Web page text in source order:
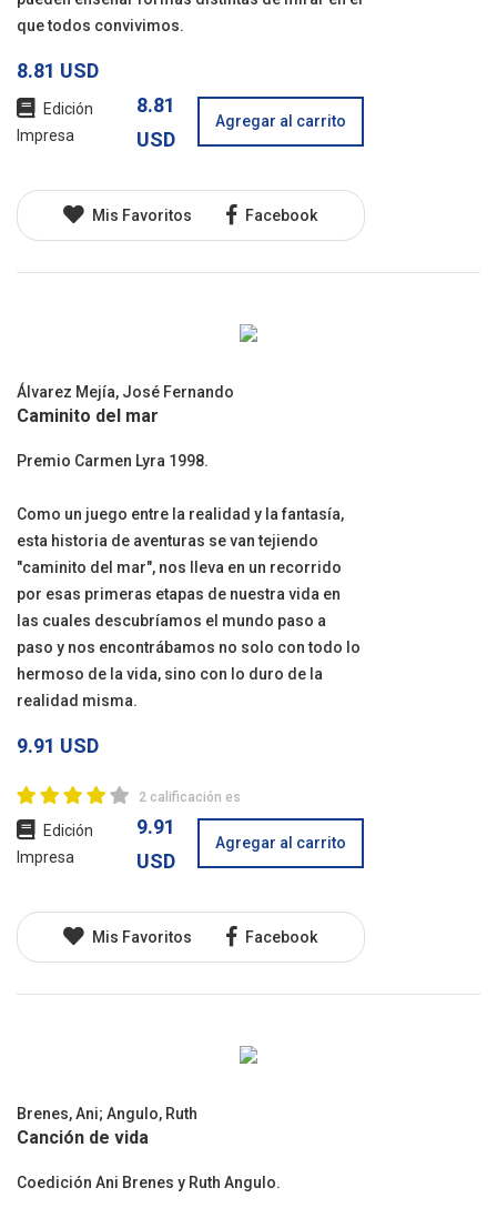
que todos convivimos.
8.81 USD
Edición
Impresa
8.81
USD
Agregar al carrito
Mis Favoritos Facebook
Álvarez Mejía, José Fernando
Caminito del mar
Premio Carmen Lyra 1998.
Como un juego entre la realidad y la fantasía,
esta historia de aventuras se van tejiendo
"caminito del mar", nos lleva en un recorrido
por esas primeras etapas de nuestra vida en
las cuales descubríamos el mundo paso a
paso y nos encontrábamos no solo con todo lo
hermoso de la vida, sino con lo duro de la
realidad misma.
9.91 USD
2 calificación es
Edición
Impresa
9.91
USD
Agregar al carrito
Mis Favoritos Facebook
Brenes, Ani; Angulo, Ruth
Canción de vida
Coedición Ani Brenes y Ruth Angulo.